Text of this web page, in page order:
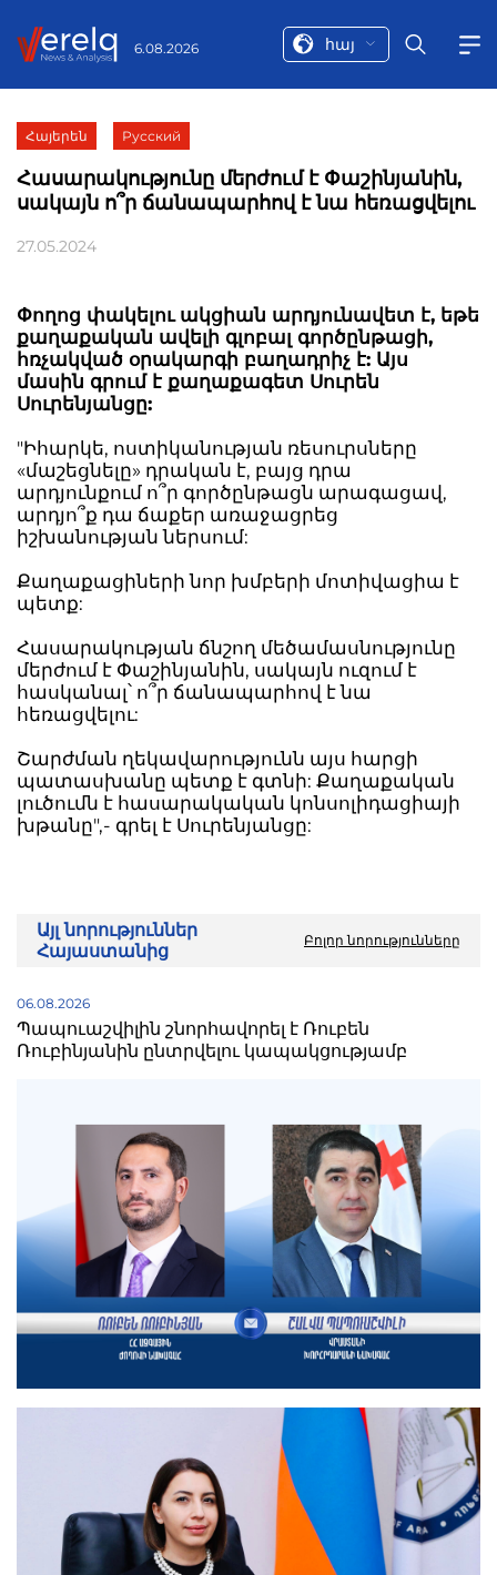
6.08.2026 հայ
Հայերեն Русский
Հասարակությունը մերժում է Փաշինյանին,
սակայն ո՞ր ճանապարհով է նա հեռացվելու
27.05.2024
Փողոց փակելու ակցիան արդյունավետ է, եթե
քաղաքական ավելի գլոբալ գործընթացի,
հռչակված օրակարգի բաղադրիչ է: Այս
մասին գրում է քաղաքագետ Սուրեն
Սուրենյանցը:
"Իհարկե, ոստիկանության ռեսուրսները
«մաշեցնելը» դրական է, բայց դրա
արդյունքում ո՞ր գործընթացն արագացավ,
արդյո՞ք դա ճաքեր առաջացրեց
իշխանության ներսում:
Քաղաքացիների նոր խմբերի մոտիվացիա է
պետք:
Հասարակության ճնշող մեծամասնությունը
մերժում է Փաշինյանին, սակայն ուզում է
հասկանալ՝ ո՞ր ճանապարհով է նա
հեռացվելու:
Շարժման ղեկավարությունն այս հարցի
պատասխանը պետք է գտնի: Քաղաքական
լուծումն է հասարակական կոնսոլիդացիայի
խթանը",- գրել է Սուրենյանցը:
Այլ նորություններ
Հայաստանից
Բոլոր նորությունները
06.08.2026
Պապուաշվիլին շնորհավորել է Ռուբեն
Ռուբինյանին ընտրվելու կապակցությամբ